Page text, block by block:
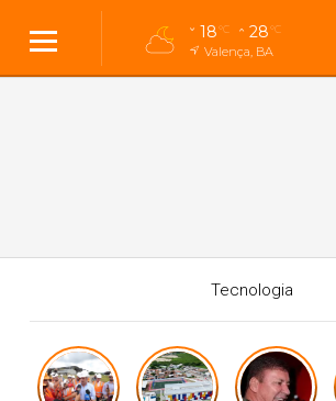
18°C 28°C
Valença, BA
Tecnologia